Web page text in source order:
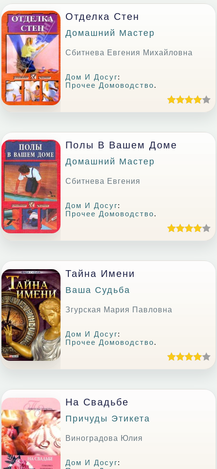
Отделка Стен
Домашний Мастер
Сбитнева Евгения Михайловна
Дом И Досуг:
Прочее Домоводство.
Полы В Вашем Доме
Домашний Мастер
Сбитнева Евгения
Дом И Досуг:
Прочее Домоводство.
Тайна Имени
Ваша Судьба
Згурская Мария Павловна
Дом И Досуг:
Прочее Домоводство.
На Свадьбе
Причуды Этикета
Виноградова Юлия
Дом И Досуг: